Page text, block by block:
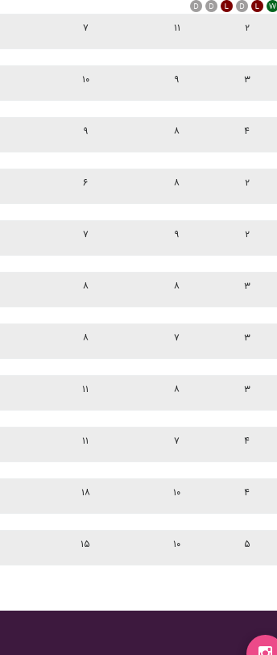
۲ ۱۱ ۷
۳ ۹ ۱۰
۴ ۸ ۹
۲ ۸ ۶
۲ ۹ ۷
۳ ۸ ۸
۳ ۷ ۸
۳ ۸ ۱۱
۴ ۷ ۱۱
۴ ۱۰ ۱۸
۵ ۱۰ ۱۵